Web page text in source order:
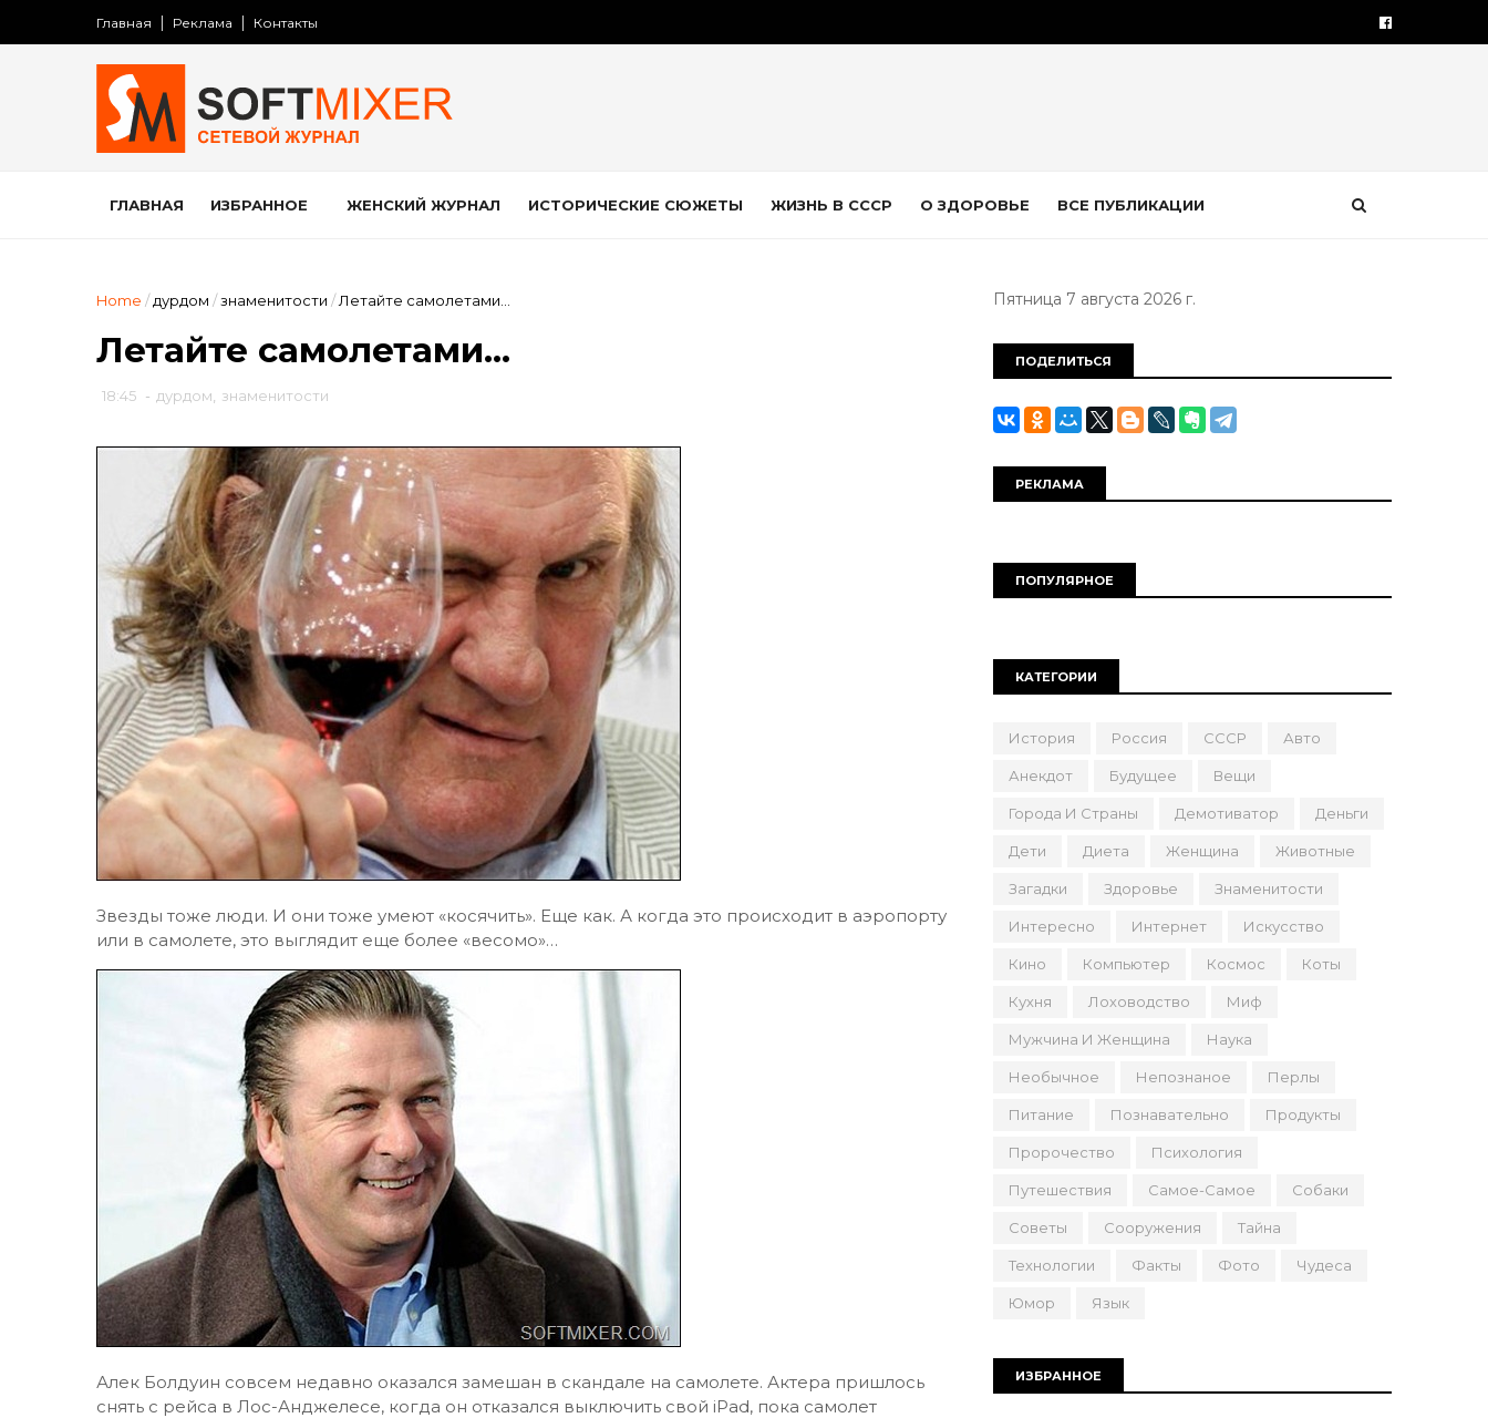
Главная Реклама Контакты
ГЛАВНАЯ ИЗБРАННОЕ ЖЕНСКИЙ ЖУРНАЛ ИСТОРИЧЕСКИЕ СЮЖЕТЫ ЖИЗНЬ В СССР О ЗДОРОВЬЕ ВСЕ ПУБЛИКАЦИИ
Home / дурдом /знаменитости / Летайте самолетами…
Летайте самолетами…
18:45 - дурдом знаменитости
Звезды тоже люди. И они тоже умеют «косячить». Еще как. А когда это происходит в аэропорту
или в самолете, это выглядит еще более «весомо»…
Алек Болдуин совсем недавно оказался замешан в скандале на самолете. Актера пришлось
снять с рейса в Лос-Анджелесе, когда он отказался выключить свой iPad, пока самолет
Пятница 7 августа 2026 г.
ПОДЕЛИТЬСЯ
РЕКЛАМА
ПОПУЛЯРНОЕ
КАТЕГОРИИ
История Россия СССР Авто
Анекдот Будущее Вещи
Города И Страны Демотиватор Деньги
Дети Диета Женщина Животные
Загадки Здоровье Знаменитости
Интересно Интернет Искусство
Кино Компьютер Космос Коты
Кухня Лоховодство Миф
Мужчина И Женщина Наука
Необычное Непознаное Перлы
Питание Познавательно Продукты
Пророчество Психология
Путешествия Самое-Самое Собаки
Советы Сооружения Тайна
Технологии Факты Фото Чудеса
Юмор Язык
ИЗБРАННОЕ